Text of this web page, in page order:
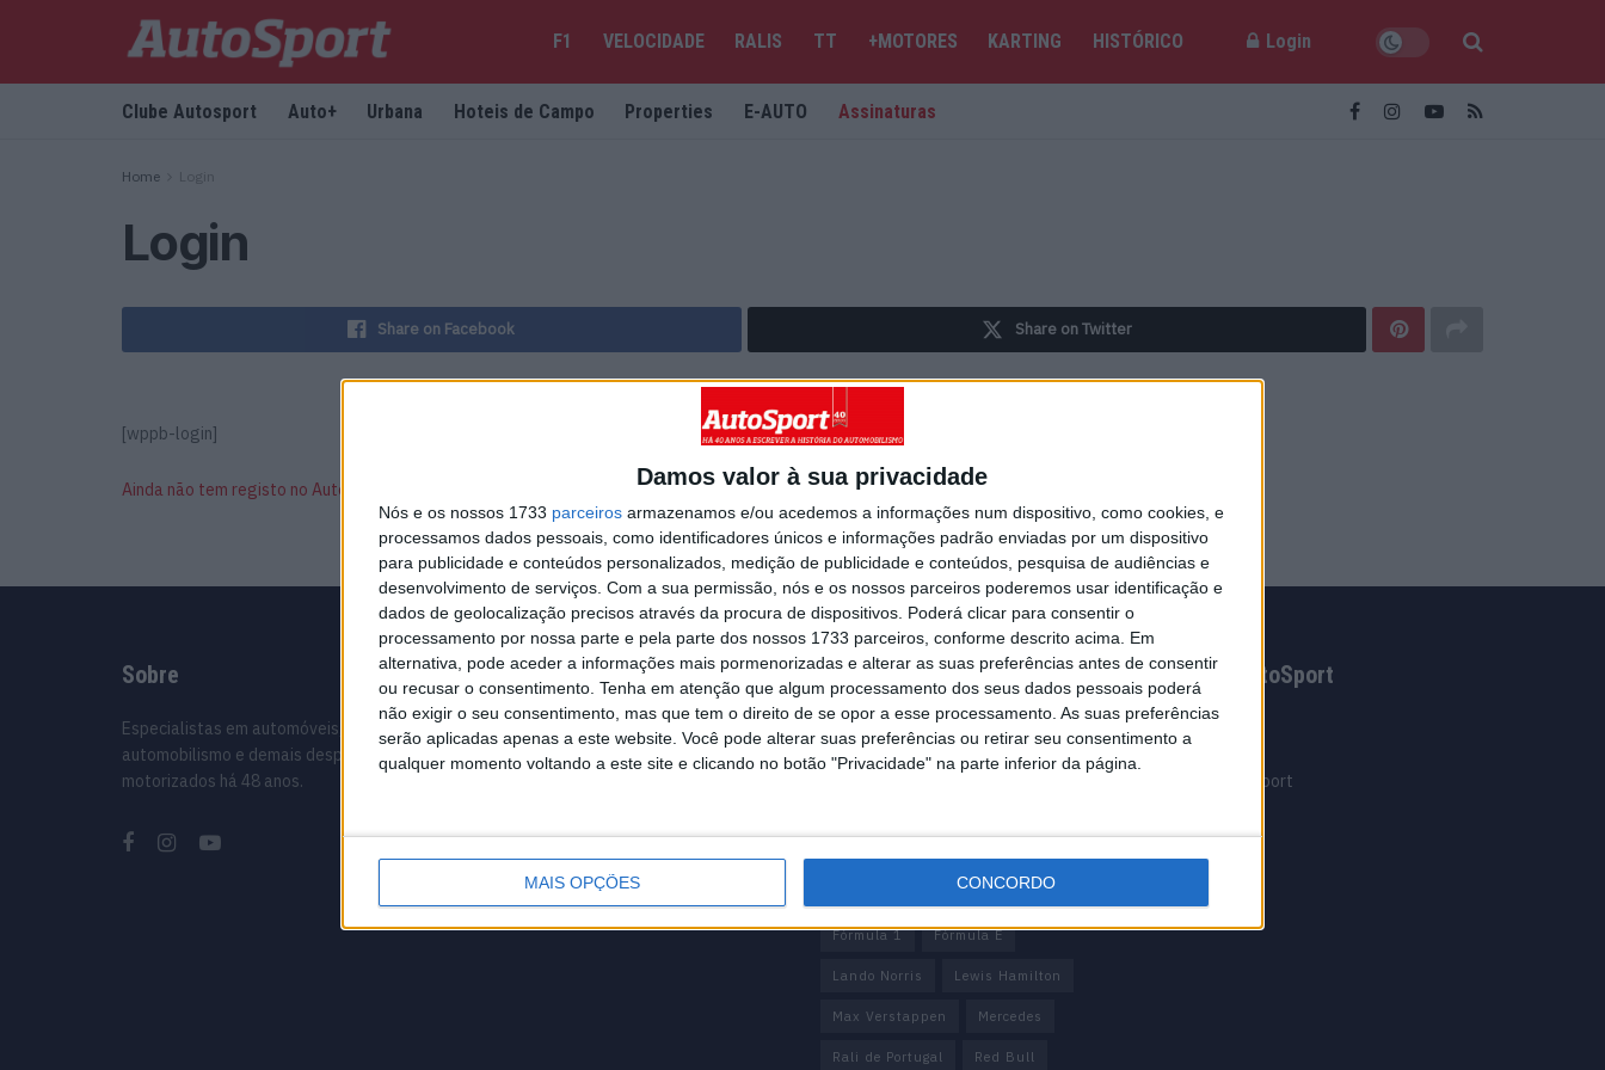
Damos valor à sua privacidade
Nós e os nossos 1733 parceiros armazenamos e/ou acedemos a informações num dispositivo, como cookies, e
processamos dados pessoais, como identificadores únicos e informações padrão enviadas por um dispositivo
para publicidade e conteúdos personalizados, medição de publicidade e conteúdos, pesquisa de audiências e
desenvolvimento de serviços. Com a sua permissão, nós e os nossos parceiros poderemos usar identificação e
dados de geolocalização precisos através da procura de dispositivos. Poderá clicar para consentir o
processamento por nossa parte e pela parte dos nossos 1733 parceiros, conforme descrito acima. Em
alternativa, pode aceder a informações mais pormenorizadas e alterar as suas preferências antes de consentir
ou recusar o consentimento. Tenha em atenção que algum processamento dos seus dados pessoais poderá
não exigir o seu consentimento, mas que tem o direito de se opor a esse processamento. As suas preferências
serão aplicadas apenas a este website. Você pode alterar suas preferências ou retirar seu consentimento a
qualquer momento voltando a este site e clicando no botão "Privacidade" na parte inferior da página.
MAIS OPÇÕES CONCORDO
F1 VELOCIDADE RALIS TT +MOTORES KARTING HISTÓRICO Login
Clube Autosport Auto+ Urbana Hoteis de Campo Properties E-AUTO Assinaturas
Home Login
Login
Share on Facebook Share on Twitter
[wppb-login]
Ainda não tem registo no Autosport?
Sobre
Especialistas em automóveis,
automobilismo e demais desportos
motorizados há 48 anos.
Informação importante
Ficha técnica
Estatuto editorial
Informação Legal
Como anunciar
Tags
António Félix da Costa
Armindo Araújo Carlos Sainz
Ferrari
Fórmula 1 Fórmula E
Lando Norris Lewis Hamilton
Max Verstappen Mercedes
Rali de Portugal Red Bull
Grupo AutoSport
Clube Autosport